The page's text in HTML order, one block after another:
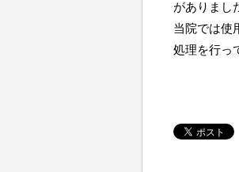
がありまし
当院では使
処理を行っ